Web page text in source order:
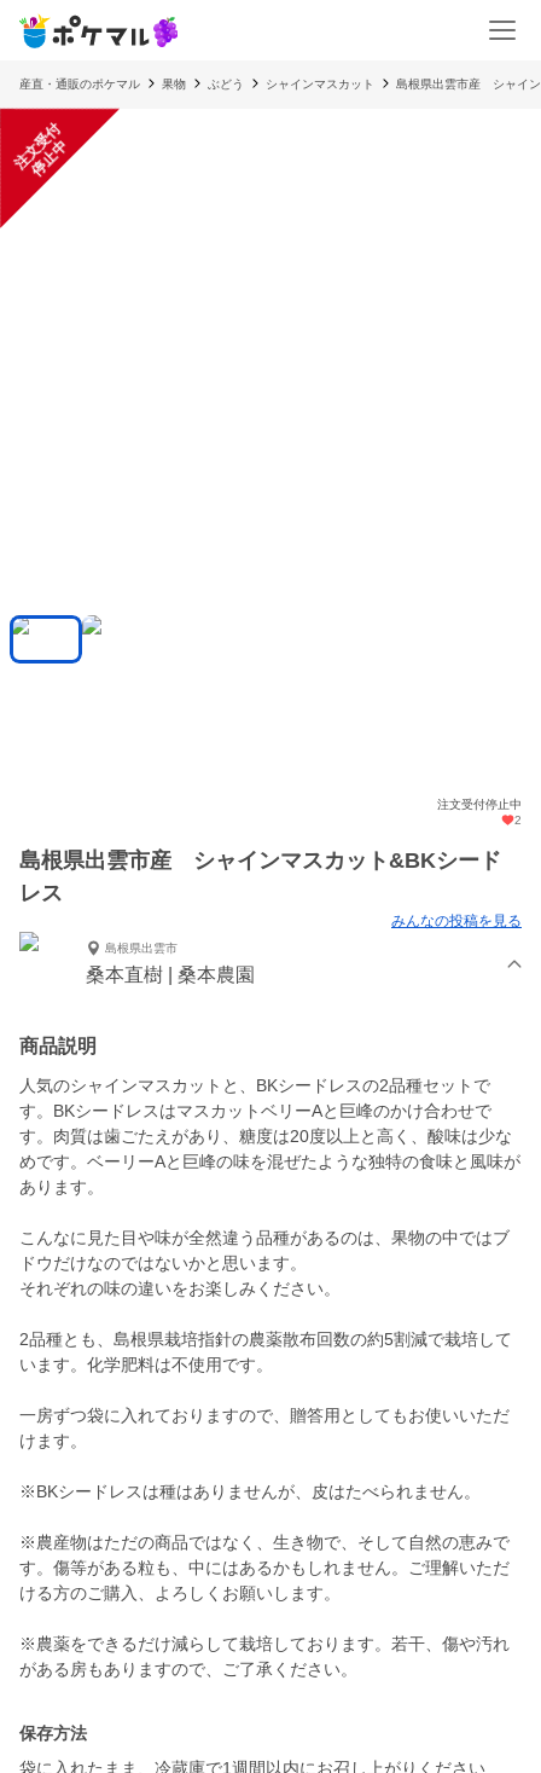
産直・通販のポケマル 果物 ぶどう シャインマスカット 島根県出雲市産 シャイ
注
文
受
付
停
止
中
注文受付停止中
2
島根県出雲市産 シャインマスカット&BKシード
レス
みんなの投稿を見る
島根県出雲市
桑本直樹 | 桑本農園
商品説明
人気のシャインマスカットと、BKシードレスの2品種セットで
す。BKシードレスはマスカットベリーAと巨峰のかけ合わせで
す。肉質は歯ごたえがあり、糖度は20度以上と高く、酸味は少な
めです。ベーリーAと巨峰の味を混ぜたような独特の食味と風味が
あります。
こんなに見た目や味が全然違う品種があるのは、果物の中ではブ
ドウだけなのではないかと思います。
それぞれの味の違いをお楽しみください。
2品種とも、島根県栽培指針の農薬散布回数の約5割減で栽培して
います。化学肥料は不使用です。
一房ずつ袋に入れておりますので、贈答用としてもお使いいただ
けます。
※BKシードレスは種はありませんが、皮はたべられません。
※農産物はただの商品ではなく、生き物で、そして自然の恵みで
す。傷等がある粒も、中にはあるかもしれません。ご理解いただ
ける方のご購入、よろしくお願いします。
※農薬をできるだけ減らして栽培しております。若干、傷や汚れ
がある房もありますので、ご了承ください。
保存方法
袋に入れたまま、冷蔵庫で1週間以内にお召し上がりください